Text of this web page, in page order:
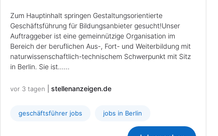
Zum Hauptinhalt springen Gestaltungsorientierte
Geschäftsführung für Bildungsanbieter gesucht!Unser
Auftraggeber ist eine gemeinnützige Organisation im
Bereich der beruflichen Aus-, Fort- und Weiterbildung mit
naturwissenschaftlich-technischem Schwerpunkt mit Sitz
in Berlin. Sie ist......
vor 3 tagen stellenanzeigen.de
geschäftsführer jobs jobs in Berlin